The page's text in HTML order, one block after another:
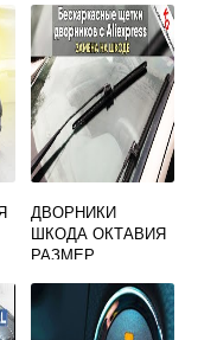
ДВОРНИКИ
ШКОДА ОКТАВИЯ
РАЗМЕР